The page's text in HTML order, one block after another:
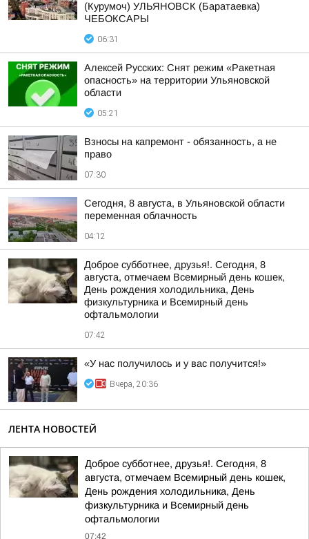
(Курумоч) УЛЬЯНОВСК (Баратаевка)
ЧЕБОКСАРЫ
06:31
Алексей Русских: Снят режим «Ракетная
опасность» на территории Ульяновской
области
05:21
Взносы на капремонт - обязанность, а не
право
07:30
Сегодня, 8 августа, в Ульяновской области
переменная облачность
04:12
Доброе субботнее, друзья!. Сегодня, 8
августа, отмечаем Всемирный день кошек,
День рождения холодильника, День
физкультурника и Всемирный день
офтальмологии
07:42
«У нас получилось и у вас получится!»
Вчера, 20:36
ЛЕНТА НОВОСТЕЙ
Доброе субботнее, друзья!. Сегодня, 8
августа, отмечаем Всемирный день кошек,
День рождения холодильника, День
физкультурника и Всемирный день
офтальмологии
07:42